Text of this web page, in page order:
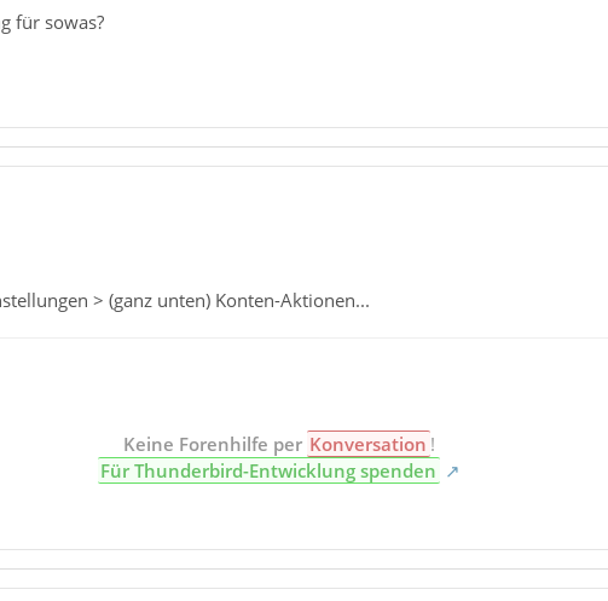
für sowas?
> (ganz unten) Konten-Aktionen...
Keine Forenhilfe per Konversation !
Für Thunderbird-Entwicklung spenden